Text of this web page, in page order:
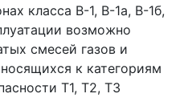
класса В-1, В-1а, В-1б,
возможно
смесей газов и
к категориям
Т1, Т2, Т3